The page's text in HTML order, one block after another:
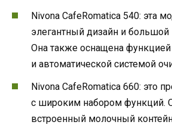
Nivona CafeRomatica 540: эта
элегантный дизайн и
Она также оснащена
и автоматической системой
Nivona CafeRomatica 660: это
с широким набором функций.
встроенный молочный